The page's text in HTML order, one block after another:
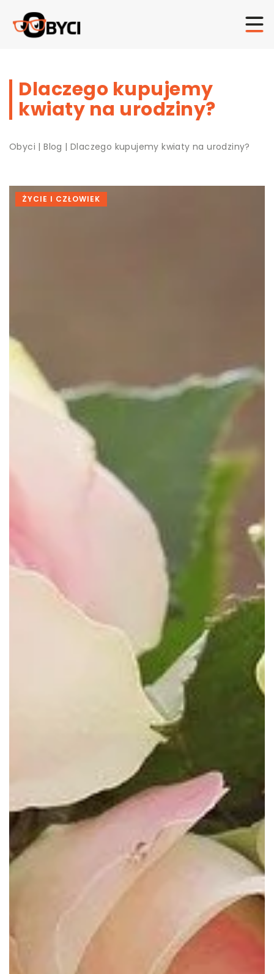
Dlaczego kupujemy
kwiaty na urodziny?
Obyci |Blog |Dlaczego kupujemy kwiaty na urodziny?
ŻYCIE I CZŁOWIEK